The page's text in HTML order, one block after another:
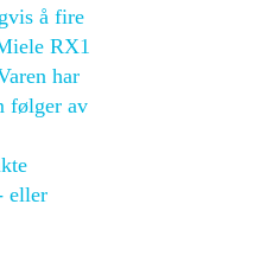
å fire
RX1
har
følger av
eller